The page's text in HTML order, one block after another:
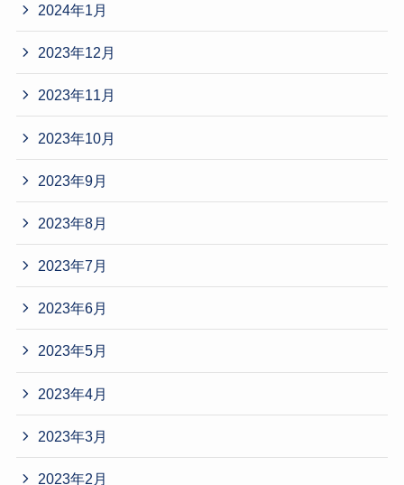
2024年1月
2023年12月
2023年11月
2023年10月
2023年9月
2023年8月
2023年7月
2023年6月
2023年5月
2023年4月
2023年3月
2023年2月